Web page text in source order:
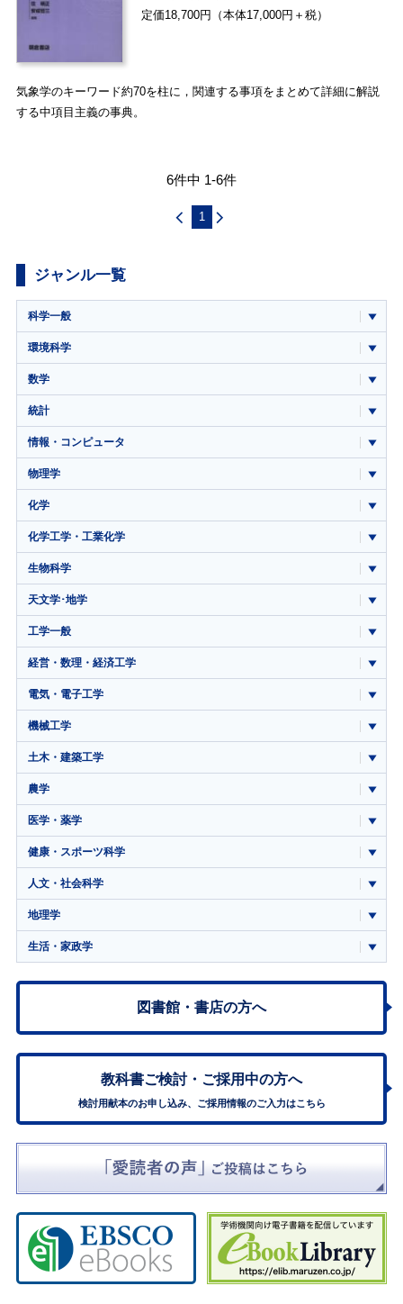
定価18,700円（本体17,000円＋税）
気象学のキーワード約70を柱に，関連する事項をまとめて詳細に解説
する中項目主義の事典。
6件中 1-6件
1
ジャンル一覧
科学一般
環境科学
数学
統計
情報・コンピュータ
物理学
化学
化学工学・工業化学
生物科学
天文学･地学
工学一般
経営・数理・経済工学
電気・電子工学
機械工学
土木・建築工学
農学
医学・薬学
健康・スポーツ科学
人文・社会科学
地理学
生活・家政学
図書館・書店の方へ
教科書ご検討・ ご採用中の方へ
検討用献本のお申し込み、ご採用情報のご入力はこちら